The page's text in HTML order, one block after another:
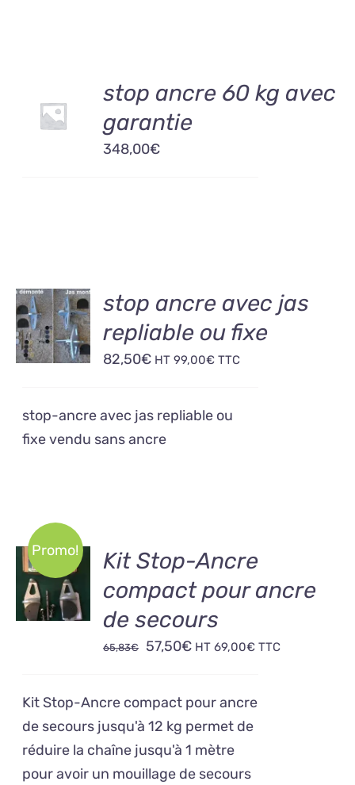
AU
PANIER
stop ancre 60 kg avec
garantie
348,00€
AJOUTER
AU
PANIER
/
DÉTAILS
stop ancre avec jas
repliable ou fixe
82,50€ HT99,00€ TTC
stop-ancre avec jas repliable ou
fixe vendu sans ancre
Promo!
AJOUTER
PANIER
/
DÉTAILS
Kit Stop-Ancre
compact pour ancre
de secours
65,83€
Le
initial
était :
65,83€.
57,50€Le
57,50€.
HT69,00€ TTC
Kit Stop-Ancre compact pour ancre
de secours jusqu'à 12 kg permet de
réduire la chaîne jusqu'à 1 mètre
pour avoir un mouillage de secours